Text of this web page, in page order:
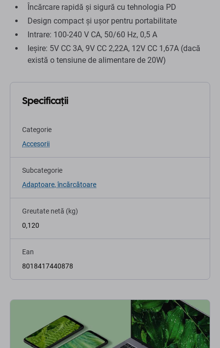
Încărcare rapidă și sigură cu tehnologia PD
Design compact și ușor pentru portabilitate
Intrare: 100-240 V CA, 50/60 Hz, 0,5 A
Ieșire: 5V CC 3A, 9V CC 2,22A, 12V CC 1,67A (dacă
există o tensiune de alimentare de 20W)
Specificații
Categorie
Accesorii
Subcategorie
Adaptoare, încărcătoare
Greutate netă (kg)
0,120
Ean
8018417440878